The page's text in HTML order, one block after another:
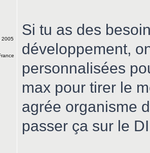
2005
Si tu as des
développement,
personnalisées
max pour tirer le
agrée organisme
passer ça sur le